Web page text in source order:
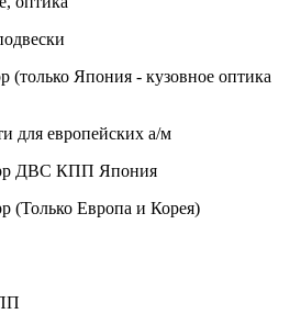
(только Япония - кузовное оптика
для европейских а/м
ДВС КПП Япония
(Только Европа и Корея)